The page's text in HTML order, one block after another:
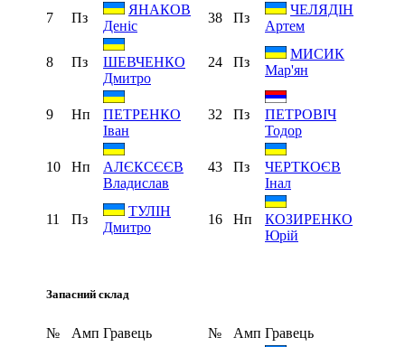
7
Пз
ЯНАКОВ
Деніс
38 Пз
ЧЕЛЯДІН
Артем
8 Пз
ШЕВЧЕНКО
Дмитро
24 Пз
МИСИК
Мар'ян
9 Нп
ПЕТРЕНКО
Іван
32 Пз
ПЕТРОВІЧ
Тодор
10 Нп
АЛЄКСЄЄВ
Владислав
43 Пз
ЧЕРТКОЄВ
Інал
11 Пз
ТУЛІН
Дмитро
16 Нп
КОЗИРЕНКО
Юрій
Запасний склад
№ Амп Гравець № Амп Гравець